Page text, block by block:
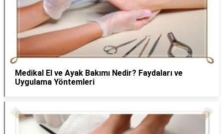
Medikal El ve Ayak Bakımı Nedir? Faydaları ve
Uygulama Yöntemleri